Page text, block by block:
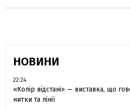
НОВИНИ
22:24
«Колір відстані» — виставка, що
нитки та лінії